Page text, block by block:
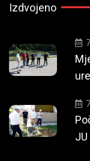
Izdvojeno
JU